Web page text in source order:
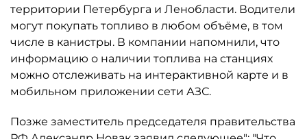
территории Петербурга и Ленобласти. Водители
могут покупать топливо в любом объёме, в том
числе в канистры. В компании напомнили, что
информацию о наличии топлива на станциях
можно отслеживать на интерактивной карте и в
мобильном приложении сети АЗС.
Позже заместитель председателя правительства